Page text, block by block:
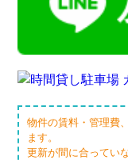
物件の賃料・管理費
ます。
更新が間に合ってい